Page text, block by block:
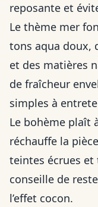
reposante et
Le thème mer
tons aqua doux,
et des matières
de fraîcheur
simples à
Le bohème plaît
réchauffe la
teintes écrues
conseille de
l’effet cocon.